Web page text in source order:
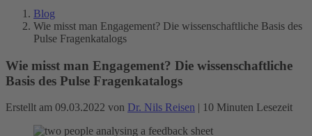
Blog
Wie misst man Engagement? Die wissenschaftliche Basis des
Pulse Fragenkatalogs
Wie misst man Engagement? Die wissenschaftliche
Basis des Pulse Fragenkatalogs
Erstellt am 09.03.2022 von Dr. Nils Reisen | 10 Minuten Lesezeit